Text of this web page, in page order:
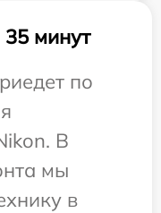
минут
по
В
мы
в